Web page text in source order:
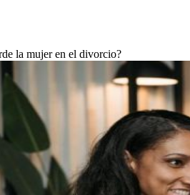
la mujer en el divorcio?